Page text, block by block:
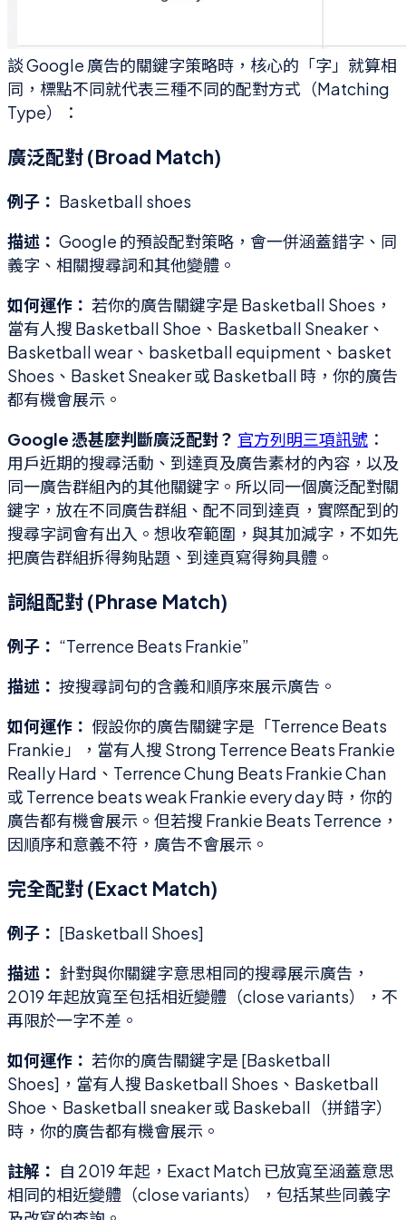
談 Google 廣告的關鍵字策略時，核心的「字」就算相
同，標點不同就代表三種不同的配對方式（Matching
Type）：
廣泛配對 (Broad Match)
例子： Basketball shoes
描述： Google 的預設配對策略，會一併涵蓋錯字、同
義字、相關搜尋詞和其他變體。
如何運作： 若你的廣告關鍵字是 Basketball Shoes，
當有人搜 Basketball Shoe、Basketball Sneaker、
Basketball wear、basketball equipment、basket
Shoes、Basket Sneaker 或 Basketball 時，你的廣告
都有機會展示。
Google 憑甚麼判斷廣泛配對？ 官方列明三項訊號 ：
用戶近期的搜尋活動、到達頁及廣告素材的內容，以及
同一廣告群組內的其他關鍵字。所以同一個廣泛配對關
鍵字，放在不同廣告群組、配不同到達頁，實際配到的
搜尋字詞會有出入。想收窄範圍，與其加減字，不如先
把廣告群組拆得夠貼題、到達頁寫得夠具體。
詞組配對 (Phrase Match)
例子： “Terrence Beats Frankie”
描述： 按搜尋詞句的含義和順序來展示廣告。
如何運作： 假設你的廣告關鍵字是「Terrence Beats
Frankie」，當有人搜 Strong Terrence Beats Frankie
Really Hard、Terrence Chung Beats Frankie Chan
或 Terrence beats weak Frankie every day 時，你的
廣告都有機會展示。但若搜 Frankie Beats Terrence，
因順序和意義不符，廣告不會展示。
完全配對 (Exact Match)
例子： [Basketball Shoes]
描述： 針對與你關鍵字意思相同的搜尋展示廣告，
2019 年起放寬至包括相近變體（close variants），不
再限於一字不差。
如何運作： 若你的廣告關鍵字是 [Basketball
Shoes]，當有人搜 Basketball Shoes、Basketball
Shoe、Basketball sneaker 或 Baskeball（拼錯字）
時，你的廣告都有機會展示。
註解： 自 2019 年起，Exact Match 已放寬至涵蓋意思
相同的相近變體（close variants），包括某些同義字